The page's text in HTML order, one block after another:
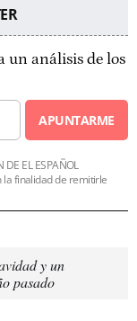
un análisis de los
APUNTARME
EL ESPAÑOL
la finalidad de remitirle
y un
pasado